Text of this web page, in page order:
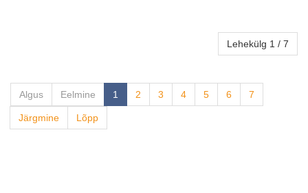
Lehekülg 1 / 7
Algus Eelmine 1 2 3 4 5 6 7
Järgmine Lõpp